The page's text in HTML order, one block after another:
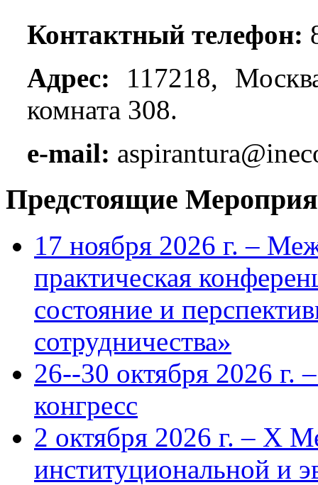
Контактный телефон:
Адрес: 117218,
комната 308.
e-mail:
Предстоящие
17 ноября 2026 г. –
практическая
состояние и
сотрудничества»
26--30 октября 2026 г.
конгресс
2 октября 2026 г. – X
институциональной и